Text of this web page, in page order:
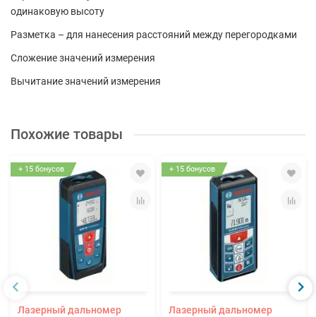
одинаковую высоту
Разметка – для нанесения расстояний между перегородками
Сложение значений измерения
Вычитание значений измерения
Похожие товары
+ 15 бонусов
Лазерный дальномер
+ 15 бонусов
Лазерный дальномер